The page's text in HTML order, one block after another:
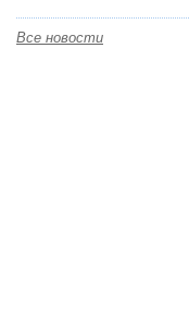
Все новости